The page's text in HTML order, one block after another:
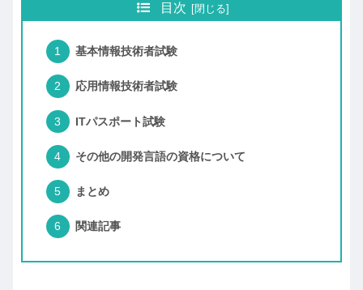
目次
基本情報技術者試験
応用情報技術者試験
ITパスポート試験
その他の開発言語の資格について
まとめ
関連記事